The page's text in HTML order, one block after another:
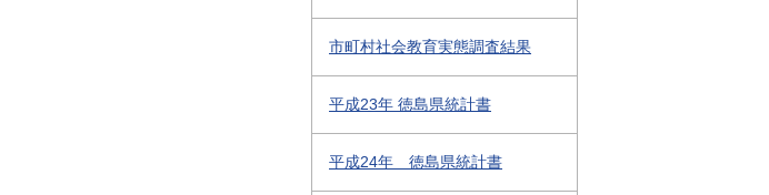
市町村社会教育実態調査結果
平成23年 徳島県統計書
平成24年 徳島県統計書